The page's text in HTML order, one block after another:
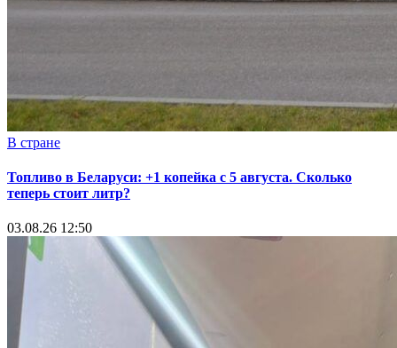
В стране
Топливо в Беларуси: +1 копейка с 5 августа. Сколько
теперь стоит литр?
03.08.26 12:50